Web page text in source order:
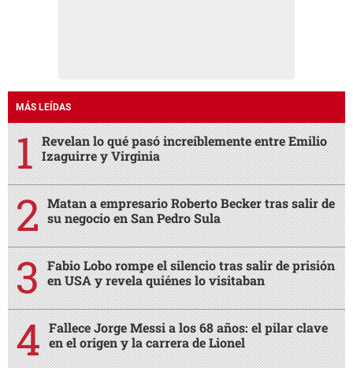
MÁS LEÍDAS
Revelan lo qué pasó increíblemente entre Emilio
Izaguirre y Virginia
Matan a empresario Roberto Becker tras salir de
su negocio en San Pedro Sula
Fabio Lobo rompe el silencio tras salir de prisión
en USA y revela quiénes lo visitaban
Fallece Jorge Messi a los 68 años: el pilar clave
en el origen y la carrera de Lionel